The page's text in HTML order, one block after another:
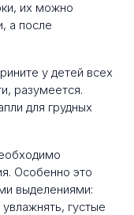
их можно
а после
для грудных
Особенно это
выделениями:
густые